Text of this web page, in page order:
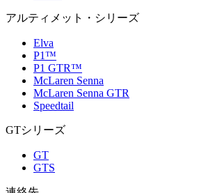
アルティメット・シリーズ
Elva
P1™
P1 GTR™
McLaren Senna
McLaren Senna GTR
Speedtail
GTシリーズ
GT
GTS